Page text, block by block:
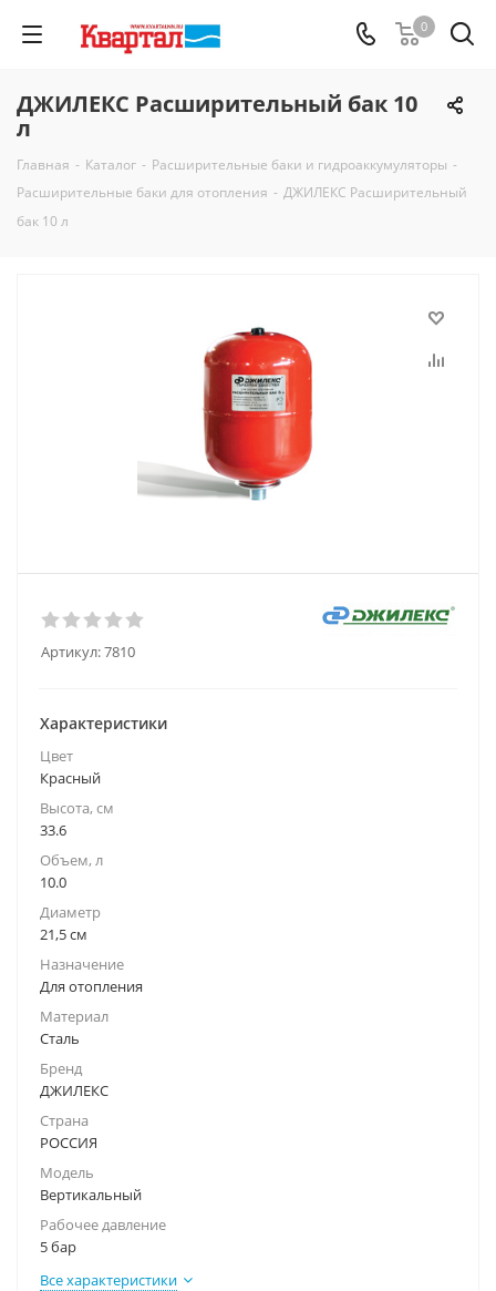
0
ДЖИЛЕКС Расширительный бак 10
л
Главная - Каталог - Расширительные баки и гидроаккумуляторы -
Расширительные баки для отопления - ДЖИЛЕКС Расширительный
бак 10 л
Артикул:7810
Характеристики
Цвет
Красный
Высота, см
33.6
Объем, л
10.0
Диаметр
21,5 см
Назначение
Для отопления
Материал
Сталь
Бренд
ДЖИЛЕКС
Страна
РОССИЯ
Модель
Вертикальный
Рабочее давление
5 бар
Все характеристики